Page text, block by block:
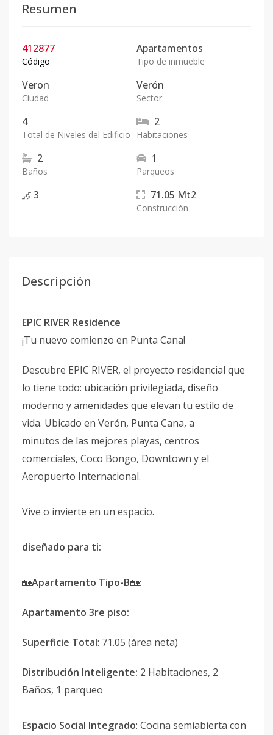
Resumen
412877
Código
Apartamentos
Tipo de inmueble
Veron
Ciudad
Verón
Sector
4
Total de Niveles del Edificio
2
Habitaciones
2
Baños
1
Parqueos
3 71.05 Mt2
Construcción
Descripción
EPIC RIVER Residence
¡Tu nuevo comienzo en Punta Cana!
Descubre EPIC RIVER, el proyecto residencial que
lo tiene todo: ubicación privilegiada, diseño
moderno y amenidades que elevan tu estilo de
vida. Ubicado en Verón, Punta Cana, a
minutos de las mejores playas, centros
comerciales, Coco Bongo, Downtown y el
Aeropuerto Internacional.
Vive o invierte en un espacio.
diseñado para ti:
🏡Apartamento Tipo-B🏡:
Apartamento 3re piso:
Superficie Total: 71.05 (área neta)
Distribución Inteligente: 2 Habitaciones, 2
Baños, 1 parqueo
Espacio Social Integrado: Cocina semiabierta con